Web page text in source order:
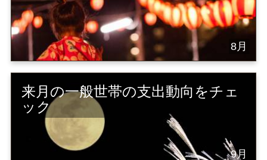
8月
来月の一般世帯の支出動向をチェ
ック
9月